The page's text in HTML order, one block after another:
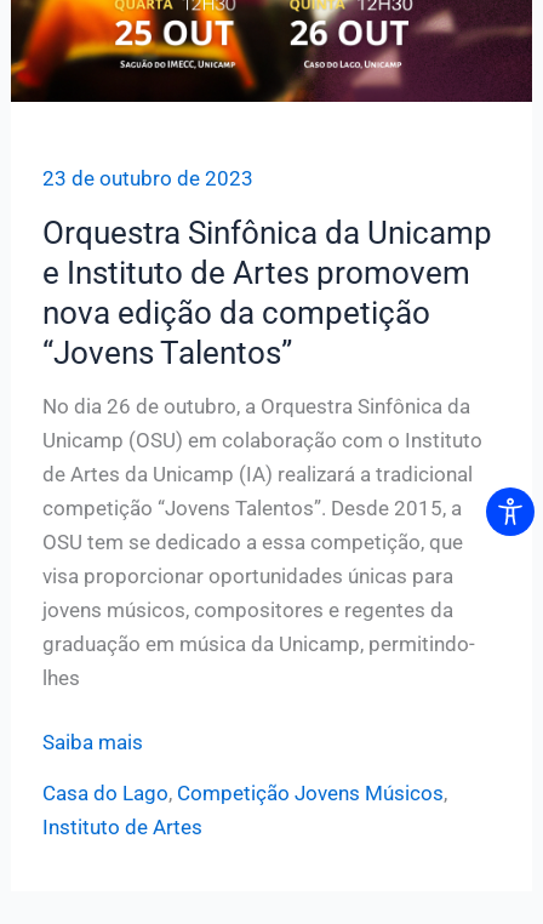
23 de outubro de 2023
Orquestra Sinfônica da Unicamp
e Instituto de Artes promovem
nova edição da competição
“Jovens Talentos”
No dia 26 de outubro, a Orquestra Sinfônica da
Unicamp (OSU) em colaboração com o Instituto
de Artes da Unicamp (IA) realizará a tradicional
competição “Jovens Talentos”. Desde 2015, a
OSU tem se dedicado a essa competição, que
visa proporcionar oportunidades únicas para
jovens músicos, compositores e regentes da
graduação em música da Unicamp, permitindo-
lhes
Orquestra
Saiba mais
Casa do Lago, Competição Jovens Músicos,
Instituto de Artes